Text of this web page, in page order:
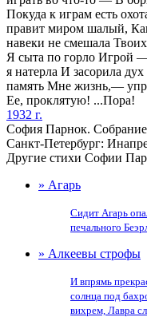
Покуда к играм есть
правит миром шалый,
навеки не смешала
Я сыта по горло Игрой
я натерла И засорила
память Мне жизнь,—
Ее, проклятую! ...Пора!
1932 г.
София Парнок. Собрание
Санкт-Петербург:
Другие стихи Софии
» Агарь
Сидит Агарь
печального
» Алкеевы строфы
И впрямь
солнца под
вихрем, Лавра